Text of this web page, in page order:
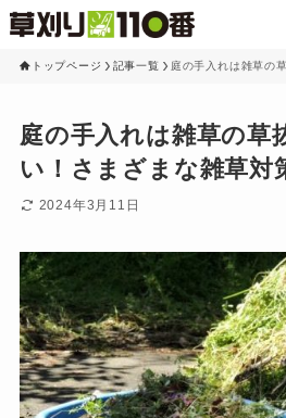
トップページ 記事一覧 庭の手入れは雑草の
庭の手入れは雑草の草
い！さまざまな雑草対
2024年3月11日